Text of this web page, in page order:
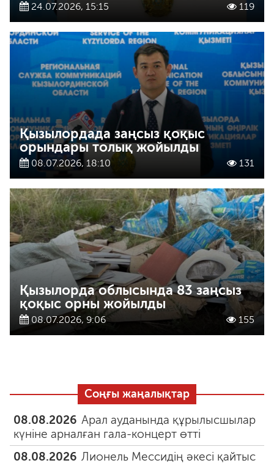
24.07.2026, 15:15 119
Қызылордада заңсыз қоқыс
орындары толық жойылды
08.07.2026, 18:10 131
Қызылорда облысында 83 заңсыз
қоқыс орны жойылды
08.07.2026, 9:06 155
Соңғы жаңалықтар
08.08.2026 Арал ауданында құрылысшылар
күніне арналған гала-концерт өтті
08.08.2026 Лионель Мессидің әкесі қайтыс